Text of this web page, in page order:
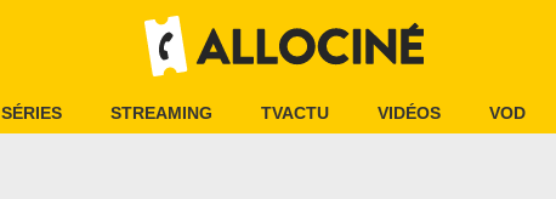
SÉRIES STREAMING TVACTU VIDÉOS VOD